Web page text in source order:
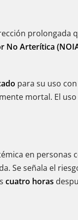
prolongada
No Arterítica
para su uso con
mortal. El uso
en personas
Se señala el
cuatro horas